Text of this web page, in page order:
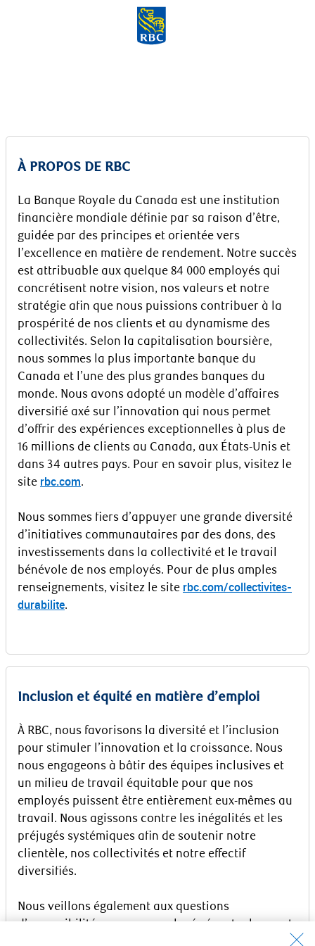
Skip to main content
À PROPOS DE RBC
La Banque Royale du Canada est une institution
financière mondiale définie par sa raison d’être,
guidée par des principes et orientée vers
l’excellence en matière de rendement. Notre succès
est attribuable aux quelque 84 000 employés qui
concrétisent notre vision, nos valeurs et notre
stratégie afin que nous puissions contribuer à la
prospérité de nos clients et au dynamisme des
collectivités. Selon la capitalisation boursière,
nous sommes la plus importante banque du
Canada et l’une des plus grandes banques du
monde. Nous avons adopté un modèle d’affaires
diversifié axé sur l’innovation qui nous permet
d’offrir des expériences exceptionnelles à plus de
16 millions de clients au Canada, aux États-Unis et
dans 34 autres pays. Pour en savoir plus, visitez le
site rbc.com.
Nous sommes fiers d’appuyer une grande diversité
d’initiatives communautaires par des dons, des
investissements dans la collectivité et le travail
bénévole de nos employés. Pour de plus amples
renseignements, visitez le site rbc.com/collectivites-
durabilite.
Inclusion et équité en matière d’emploi
À RBC, nous favorisons la diversité et l’inclusion
pour stimuler l’innovation et la croissance. Nous
nous engageons à bâtir des équipes inclusives et
un milieu de travail équitable pour que nos
employés puissent être entièrement eux-mêmes au
travail. Nous agissons contre les inégalités et les
préjugés systémiques afin de soutenir notre
clientèle, nos collectivités et notre effectif
diversifiés.
Nous veillons également aux questions
d’accessibilité pour nos employés éventuels ayant